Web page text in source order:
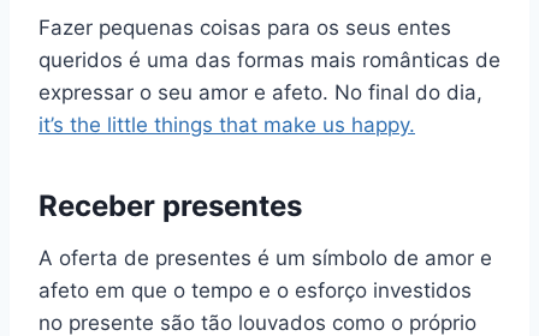
Fazer pequenas coisas para os seus entes
queridos é uma das formas mais românticas de
expressar o seu amor e afeto. No final do dia,
it’s the little things that make us happy.
Receber presentes
A oferta de presentes é um símbolo de amor e
afeto em que o tempo e o esforço investidos
no presente são tão louvados como o próprio